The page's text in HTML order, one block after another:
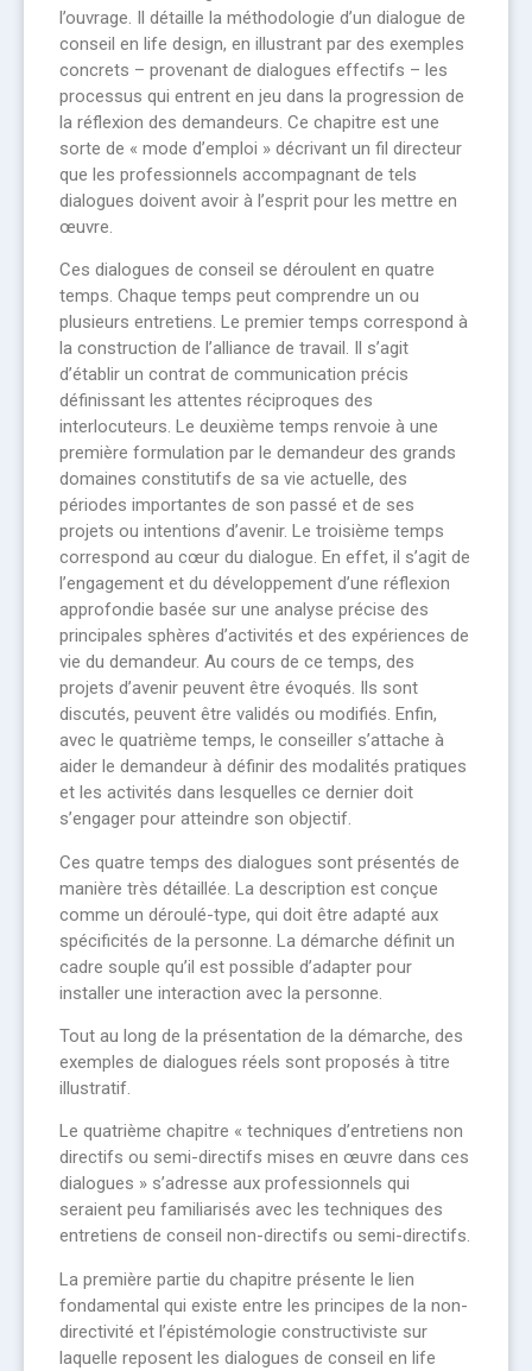
l’ouvrage. Il détaille la méthodologie d’un dialogue de
conseil en life design, en illustrant par des exemples
concrets – provenant de dialogues effectifs – les
processus qui entrent en jeu dans la progression de
la réflexion des demandeurs. Ce chapitre est une
sorte de « mode d’emploi » décrivant un fil directeur
que les professionnels accompagnant de tels
dialogues doivent avoir à l’esprit pour les mettre en
œuvre.
Ces dialogues de conseil se déroulent en quatre
temps. Chaque temps peut comprendre un ou
plusieurs entretiens. Le premier temps correspond à
la construction de l’alliance de travail. Il s’agit
d’établir un contrat de communication précis
définissant les attentes réciproques des
interlocuteurs. Le deuxième temps renvoie à une
première formulation par le demandeur des grands
domaines constitutifs de sa vie actuelle, des
périodes importantes de son passé et de ses
projets ou intentions d’avenir. Le troisième temps
correspond au cœur du dialogue. En effet, il s’agit de
l’engagement et du développement d’une réflexion
approfondie basée sur une analyse précise des
principales sphères d’activités et des expériences de
vie du demandeur. Au cours de ce temps, des
projets d’avenir peuvent être évoqués. Ils sont
discutés, peuvent être validés ou modifiés. Enfin,
avec le quatrième temps, le conseiller s’attache à
aider le demandeur à définir des modalités pratiques
et les activités dans lesquelles ce dernier doit
s’engager pour atteindre son objectif.
Ces quatre temps des dialogues sont présentés de
manière très détaillée. La description est conçue
comme un déroulé-type, qui doit être adapté aux
spécificités de la personne. La démarche définit un
cadre souple qu’il est possible d’adapter pour
installer une interaction avec la personne.
Tout au long de la présentation de la démarche, des
exemples de dialogues réels sont proposés à titre
illustratif.
Le quatrième chapitre « techniques d’entretiens non
directifs ou semi-directifs mises en œuvre dans ces
dialogues » s’adresse aux professionnels qui
seraient peu familiarisés avec les techniques des
entretiens de conseil non-directifs ou semi-directifs.
La première partie du chapitre présente le lien
fondamental qui existe entre les principes de la non-
directivité et l’épistémologie constructiviste sur
laquelle reposent les dialogues de conseil en life